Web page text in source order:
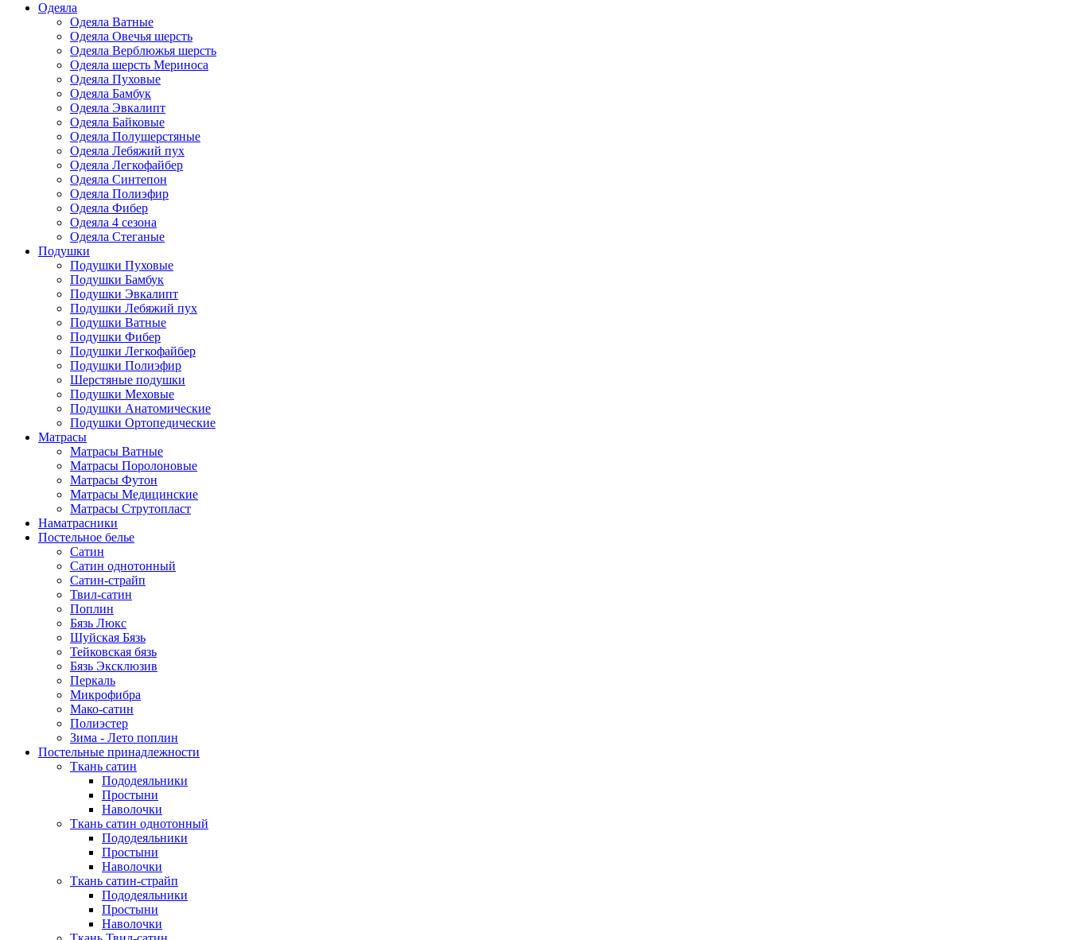
Одеяла
Одеяла Ватные
Одеяла Овечья шерсть
Одеяла Верблюжья шерсть
Одеяла шерсть Мериноса
Одеяла Пуховые
Одеяла Бамбук
Одеяла Эвкалипт
Одеяла Байковые
Одеяла Полушерстяные
Одеяла Лебяжий пух
Одеяла Легкофайбер
Одеяла Синтепон
Одеяла Полиэфир
Одеяла Фибер
Одеяла 4 сезона
Одеяла Стеганые
Подушки
Подушки Пуховые
Подушки Бамбук
Подушки Эвкалипт
Подушки Лебяжий пух
Подушки Ватные
Подушки Фибер
Подушки Легкофайбер
Подушки Полиэфир
Шерстяные подушки
Подушки Меховые
Подушки Анатомические
Подушки Ортопедические
Матрасы
Матрасы Ватные
Матрасы Поролоновые
Матрасы Футон
Матрасы Медицинские
Матрасы Струтопласт
Наматрасники
Постельное белье
Сатин
Сатин однотонный
Сатин-страйп
Твил-сатин
Поплин
Бязь Люкс
Шуйская Бязь
Тейковская бязь
Бязь Эксклюзив
Перкаль
Микрофибра
Мако-сатин
Полиэстер
Зима - Лето поплин
Постельные принадлежности
Ткань сатин
Пододеяльники
Простыни
Наволочки
Ткань сатин однотонный
Пододеяльники
Простыни
Наволочки
Ткань сатин-страйп
Пододеяльники
Простыни
Наволочки